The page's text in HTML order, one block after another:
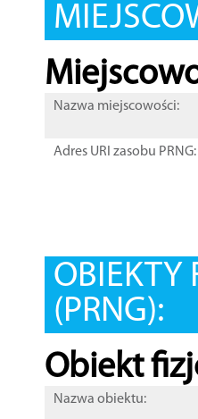
Nazwa miejscowości:
Adres URI zasobu PRNG:
OBIEKTY
(PRNG):
Obiekt
Nazwa obiektu: